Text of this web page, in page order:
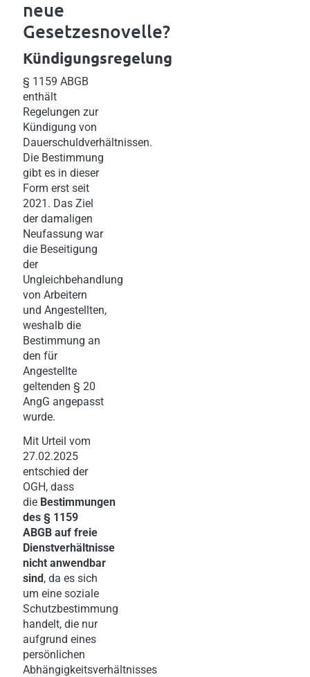
neue
Gesetzesnovelle?
Kündigungsregelung
§ 1159 ABGB
enthält
Regelungen zur
Kündigung von
Dauerschuldverhältnissen.
Die Bestimmung
gibt es in dieser
Form erst seit
2021. Das Ziel
der damaligen
Neufassung war
die Beseitigung
der
Ungleichbehandlung
von Arbeitern
und Angestellten,
weshalb die
Bestimmung an
den für
Angestellte
geltenden § 20
AngG angepasst
wurde.
Mit Urteil vom
27.02.2025
entschied der
OGH, dass
die Bestimmungen
des § 1159
ABGB auf freie
Dienstverhältnisse
nicht anwendbar
sind, da es sich
um eine soziale
Schutzbestimmung
handelt, die nur
aufgrund eines
persönlichen
Abhängigkeitsverhältnisses